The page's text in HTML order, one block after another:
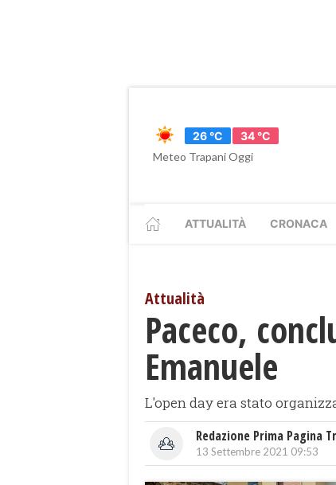
26 °C
34 °C
Meteo Trapani Oggi
ATTUALITÀ CRONACA
Attualità
Paceco,
Emanuele
L'open day era stato
Redazione Prima Pagina
13 Settembre 2021 09:53